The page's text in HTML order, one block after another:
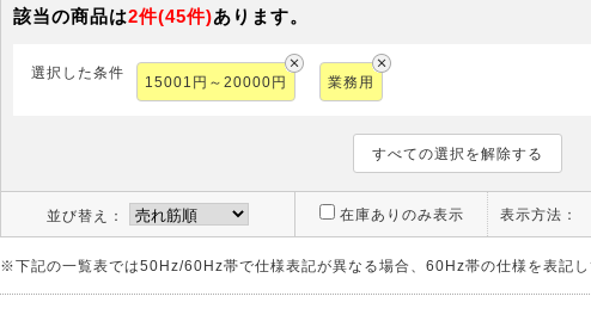
該当の商品は2件(45件)あります。
選択した条件
15001円～20000円 業務用
すべての選択を解除する
並び替え： 在庫ありのみ表示 表示方法：
※下記の一覧表では50Hz/60Hz帯で仕様表記が異なる場合、60Hz帯の仕様を表記し